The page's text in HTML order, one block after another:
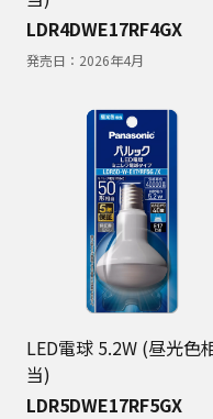
LDR4DWE17RF4GX
発売日： 2026年4月
LED電球 5.2W (昼光色
当)
LDR5DWE17RF5GX